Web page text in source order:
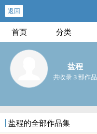
返回
首页 分类
盐程
共收录 3 部作品
盐程的全部作品集